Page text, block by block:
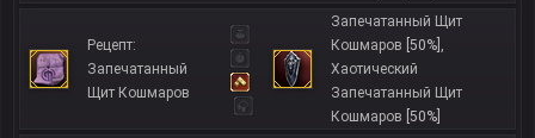
Рецепт:
Запечатанный
Щит Кошмаров
Запечатанный Щит
Кошмаров [50%] ,
Хаотический
Запечатанный Щит
Кошмаров [50%]